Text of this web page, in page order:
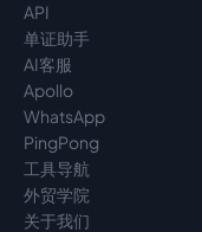
API
单证助手
AI客服
Apollo
WhatsApp
PingPong
工具导航
外贸学院
关于我们